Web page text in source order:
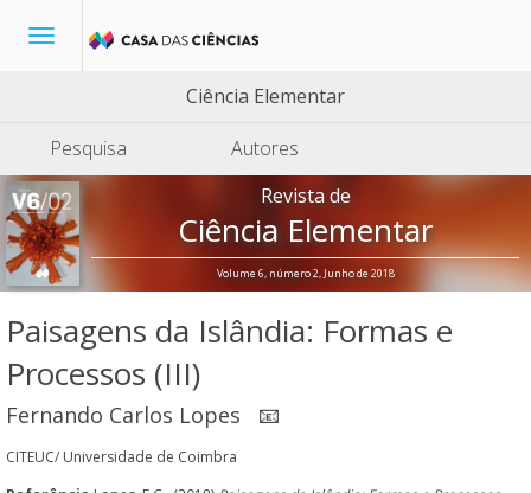
Toggle
Ciência Elementar
Pesquisa
Autores
Revista de
Ciência Elementar
Volume 6, número 2, Junho de 2018
Paisagens da Islândia: Formas e
Processos (III)
Fernando Carlos Lopes 📧
CITEUC/ Universidade de Coimbra